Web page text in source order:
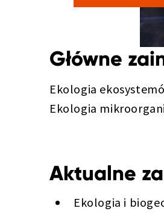
Główne
Ekologia
Ekologia
Aktualne
Ekologia i